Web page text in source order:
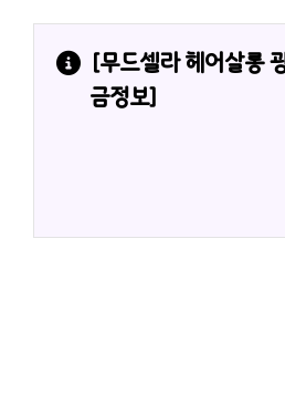
[무드셀라 헤어살롱
금정보]